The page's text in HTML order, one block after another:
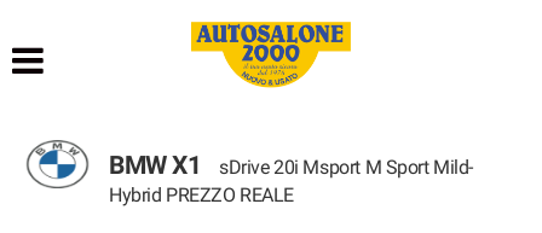
NOLEGGIO BREVE TERMINE
BMW X1
sDrive 20i Msport M Sport Mild-
Hybrid PREZZO REALE